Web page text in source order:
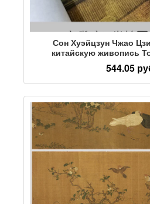
Сон Хуэйцзун Чжао
китайскую живопись
каллиграфическим
микрораспылением
знаменитых картин,
544.05